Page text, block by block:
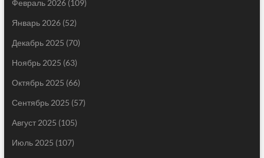
Февраль 2026(109)
Январь 2026(52)
Декабрь 2025 (70)
Ноябрь 2025 (63)
Октябрь 2025 (66)
Сентябрь 2025 (57)
Август 2025 (105)
Июль 2025 (107)